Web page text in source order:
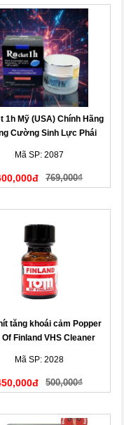
1h Mỹ (USA) Chính Hãng
Cường Sinh Lực Phái
Mã SP: 2087
769,000₫
tăng khoái cảm Popper
Of Finland VHS Cleaner
Mã SP: 2028
500,000₫